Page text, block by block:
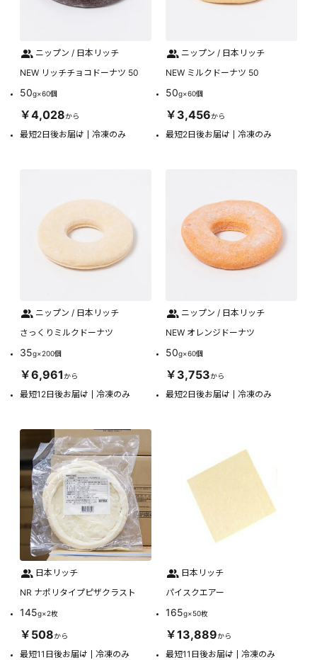
ニップン / 日本リッチ
NEW リッチチョコドーナツ 50
50g×60個
￥4,028から
最短2日後お届け 冷凍のみ
ニップン / 日本リッチ
NEW ミルクドーナツ 50
50g×60個
￥3,456から
最短2日後お届け 冷凍のみ
ニップン / 日本リッチ
さっくりミルクドーナツ
35g×200個
￥6,961から
最短12日後お届け 冷凍のみ
ニップン / 日本リッチ
NEW オレンジドーナツ
50g×60個
￥3,753から
最短2日後お届け 冷凍のみ
日本リッチ
NR ナポリタイプピザクラスト
145g×2枚
￥508から
最短11日後お届け 冷凍のみ
日本リッチ
パイスクエアー
165g×50枚
￥13,889から
最短11日後お届け 冷凍のみ